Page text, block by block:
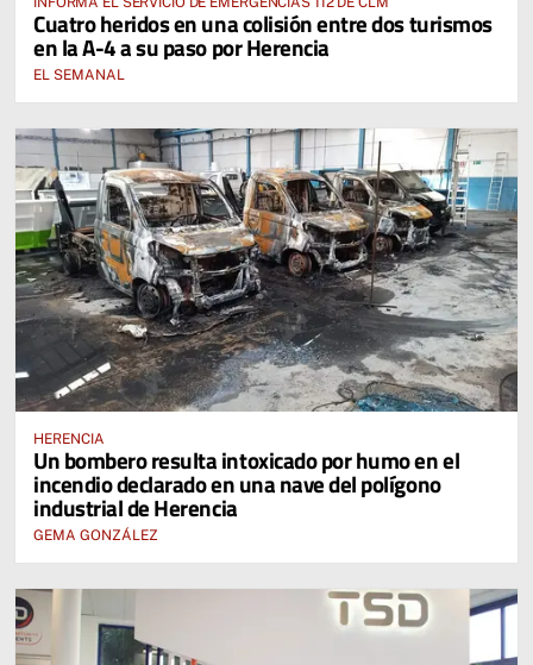
Cuatro heridos en una colisión entre dos turismos
en la A-4 a su paso por Herencia
EL SEMANAL
HERENCIA
Un bombero resulta intoxicado por humo en el
incendio declarado en una nave del polígono
industrial de Herencia
GEMA GONZÁLEZ